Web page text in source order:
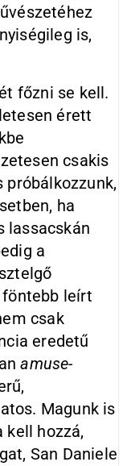
is,
főzni se kell.
érett
csakis
próbálkozzunk,
ha
lassacskán
a
leírt
csak
eredetű
amuse-
Magunk is
kell hozzá,
San Daniele